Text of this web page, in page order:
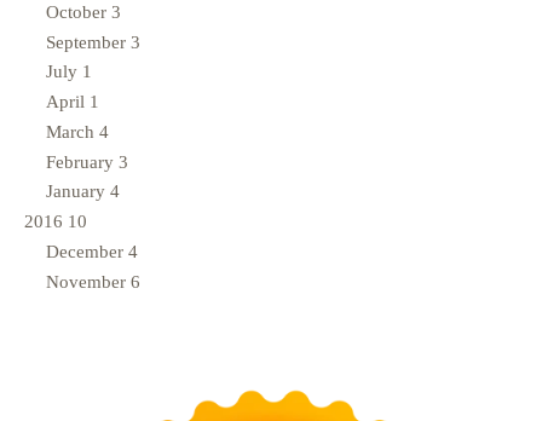
October 3
September 3
July 1
April 1
March 4
February 3
January 4
2016 10
December 4
November 6